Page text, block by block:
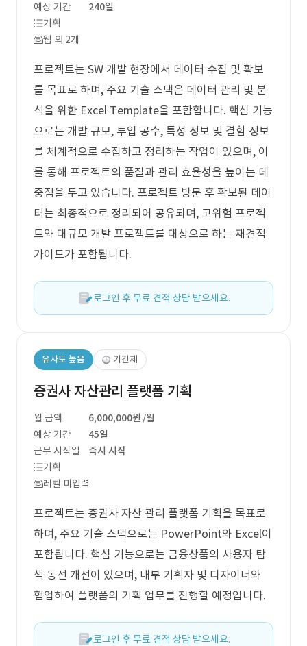
예상 기간
240일
기획
웹 외 2개
프로젝트는 SW 개발 현장에서 데이터 수집 및 확보
를 목표로 하며, 주요 기술 스택은 데이터 관리 및 분
석을 위한 Excel Template을 포함합니다. 핵심 기능
으로는 개발 규모, 투입 공수, 특성 정보 및 결함 정보
를 체계적으로 수집하고 정리하는 작업이 있으며, 이
를 통해 프로젝트의 품질과 관리 효율성을 높이는 데
중점을 두고 있습니다. 프로젝트 방문 후 확보된 데이
터는 최종적으로 정리되어 공유되며, 고위험 프로젝
트와 대규모 개발 프로젝트를 대상으로 하는 재견적
가이드가 포함됩니다.
로그인 후 무료 견적 상담 받으세요.
유사도 높음 기간제
증권사 자산관리 플랫폼 기획
월 금액 6,000,000원 /월
예상 기간
45일
근무 시작일
즉시 시작
기획
레벨 미입력
프로젝트는 증권사 자산 관리 플랫폼 기획을 목표로
하며, 주요 기술 스택으로는 PowerPoint와 Excel이
포함됩니다. 핵심 기능으로는 금융상품의 사용자 탐
색 동선 개선이 있으며, 내부 기획자 및 디자이너와
협업하여 플랫폼의 기획 업무를 진행할 예정입니다.
로그인 후 무료 견적 상담 받으세요.